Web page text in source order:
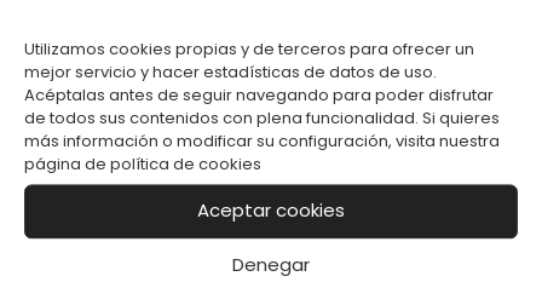
Utilizamos cookies propias y de terceros para ofrecer un
mejor servicio y hacer estadísticas de datos de uso.
Acéptalas antes de seguir navegando para poder disfrutar
de todos sus contenidos con plena funcionalidad. Si quieres
más información o modificar su configuración, visita nuestra
página de política de cookies
Aceptar cookies
Denegar
PABLO EXCLUSIVE
X-ICE COLD
DORADO 30MG C-1
BOLSA DE NICOTINA
NOIS MINI COOL
STRONG 35MG